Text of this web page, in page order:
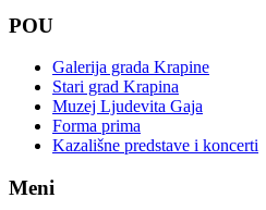
POU
Galerija grada Krapine
Stari grad Krapina
Muzej Ljudevita Gaja
Forma prima
Kazališne predstave i koncerti
Meni